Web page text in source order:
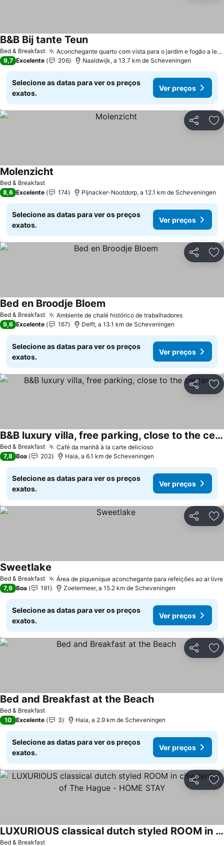
Bed & Breakfast Aconchegante quarto com vista para o jardim e fogão a lenha
B&B Bij tante TeunVer preços
9,7 Excelente 206 Naaldwijk, a 13.7 km de Scheveningen
Selecione as datas para ver os preços
exatos.
Ver preços
Partilhar
Bed & Breakfast
Molenzicht
8,6 Excelente 174 Pijnacker-Nootdorp, a 12.1 km de Scheveningen
Selecione as datas para ver os preços
exatos.
Ver preços
Partilhar
Bed & Breakfast Ambiente de chalé histórico de trabalhadoresVer preços
Bed en Broodje Bloem
9,6 Excelente 167 Delft, a 13.1 km de Scheveningen
Selecione as datas para ver os preços
exatos.
Ver preços
Partilhar
Bed & Breakfast Café da manhã à la carte deliciosoVer preços
B&B luxury villa, free parking, close to the center
Ver preços
7,8 Boa 202 Haia, a 6.1 km de Scheveningen
Selecione as datas para ver os preços
exatos.
Ver preços
Partilhar
Bed & Breakfast Área de piquenique aconchegante para refeições ao ar livre
Sweetlake Ver preços
7,9 Boa 191 Zoetermeer, a 15.2 km de Scheveningen
Selecione as datas para ver os preços
exatos.
Ver preços
Partilhar
Bed & Breakfast
Bed and Breakfast at the BeachVer preços
10 Excelente 3 Haia, a 2.9 km de Scheveningen
Selecione as datas para ver os preços
exatos.
Ver preços
Partilhar
Bed & Breakfast
LUXURIOUS classical dutch styled ROOM in city centre of The Hague - HOME STAY
Ver preços